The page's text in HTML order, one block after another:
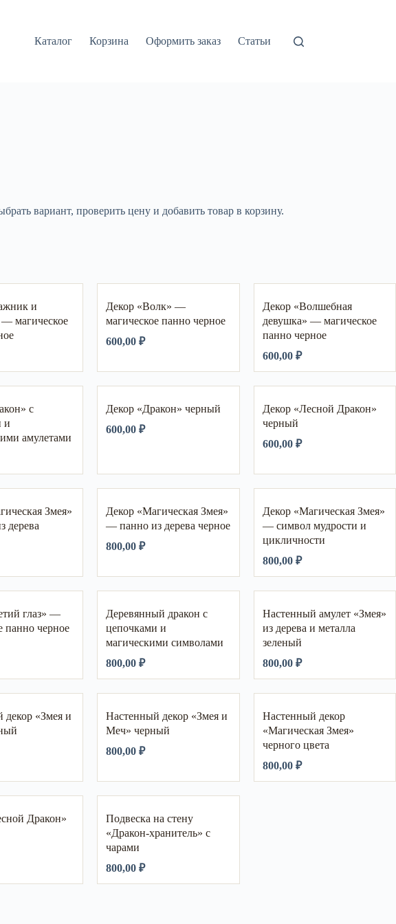
Каталог Корзина Оформить заказ Статьи
вариант, проверить цену и добавить товар в корзину.
и
— магическое
Декор «Волк» —
магическое панно черное
600,00₽
Декор «Волшебная
девушка» — магическое
панно черное
600,00 ₽
с
и
амулетами
Декор «Дракон» черный
600,00₽
Декор «Лесной Дракон»
черный
600,00 ₽
Змея»
дерева
Декор «Магическая Змея»
— панно из дерева черное
800,00₽
Декор «Магическая Змея»
— символ мудрости и
цикличности
800,00 ₽
глаз» —
панно черное
Деревянный дракон с
цепочками и
магическими символами
800,00₽
Настенный амулет «Змея»
из дерева и металла
зеленый
800,00 ₽
декор «Змея и
Настенный декор «Змея и
Меч» черный
800,00₽
Настенный декор
«Магическая Змея»
черного цвета
800,00 ₽
Дракон»
Подвеска на стену
«Дракон-хранитель» с
чарами
800,00₽